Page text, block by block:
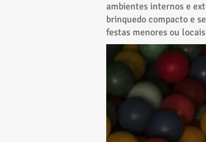
ambientes internos e
brinquedo compacto e
festas menores ou